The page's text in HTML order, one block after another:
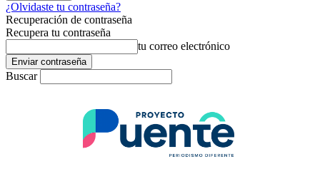
¿Olvidaste tu contraseña?
Recuperación de contraseña
Recupera tu contraseña
tu correo electrónico
Buscar